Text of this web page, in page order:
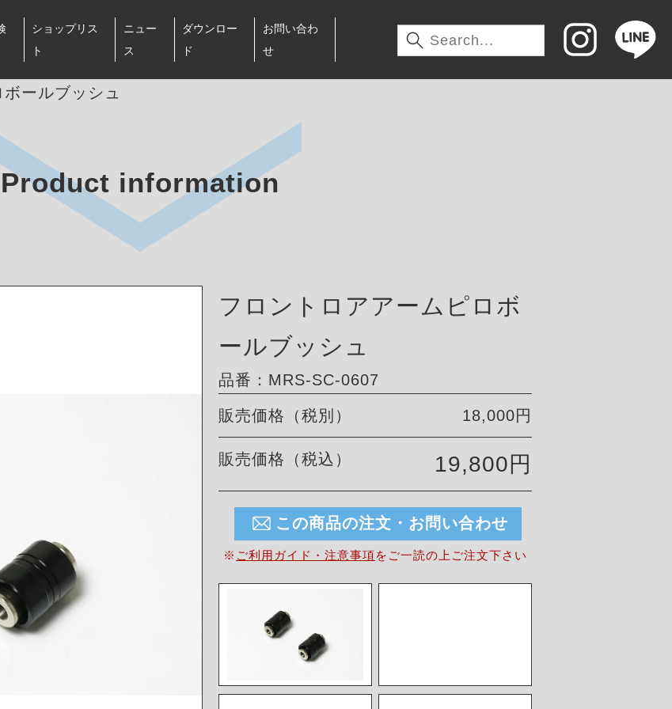
ショップリス
ト
ニュー
ス
ダウンロー
ド
お問い合わ
せ
ールブッシュ
Product information
フロントロアアームピロボ
ールブッシュ
品番：MRS-SC-0607
販売価格（税別） 18,000円
販売価格（税込） 19,800円
この商品の注文・お問い合わせ
※ ご利用ガイド・注意事項を ご一読の上ご注文下さい